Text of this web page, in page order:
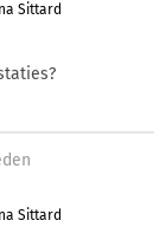
Sittard
Sittard